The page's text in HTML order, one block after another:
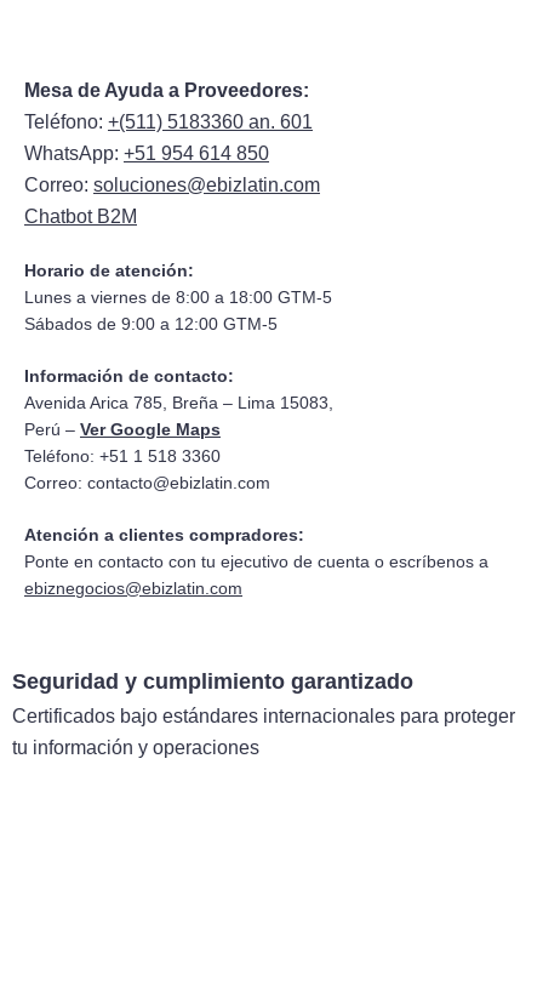
Mesa de Ayuda a Proveedores:
Teléfono: +(511) 5183360 an. 601
WhatsApp: +51 954 614 850
Correo: soluciones@ebizlatin.com
Chatbot B2M
Horario de atención:
Lunes a viernes de 8:00 a 18:00 GTM-5
Sábados de 9:00 a 12:00 GTM-5
Información de contacto:
Avenida Arica 785, Breña – Lima 15083,
Perú – Ver Google Maps
Teléfono: +51 1 518 3360
Correo: contacto@ebizlatin.com
Atención a clientes compradores:
Ponte en contacto con tu ejecutivo de cuenta o escríbenos a
ebiznegocios@ebizlatin.com
Seguridad y cumplimiento garantizado
Certificados bajo estándares internacionales para proteger
tu información y operaciones